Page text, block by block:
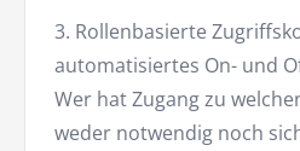
3. Rollenbasierte
automatisiertes On- und
Wer hat Zugang zu
weder notwendig noch